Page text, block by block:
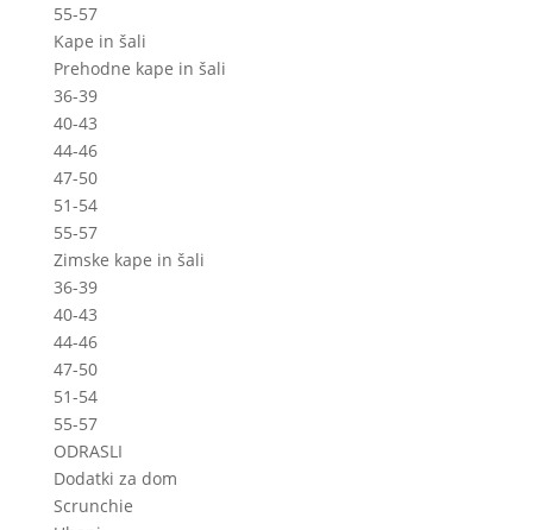
55-57
Kape in šali
Prehodne kape in šali
36-39
40-43
44-46
47-50
51-54
55-57
Zimske kape in šali
36-39
40-43
44-46
47-50
51-54
55-57
ODRASLI
Dodatki za dom
Scrunchie